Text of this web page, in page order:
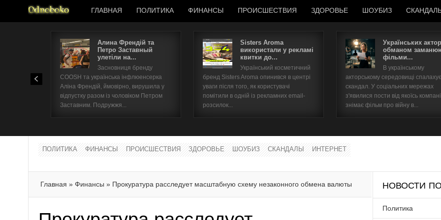
ГЛАВНАЯ ПОЛИТИКА ФИНАНСЫ ПРОИСШЕСТВИЯ ЗДОРОВЬЕ ШОУБИЗ
Алина Френдій та
Петро Заставный
улетіли на...
Засновниця бренду
COOSH та українська інфлюенсерка
Аліна Френдій, ймовірно, вирушила у
відпустку разом із чоловіком Петром
Заставним. Подружжя...
Sisters Aroma
використали у рекламі
квитки до...
Український косметичний
бренд Sisters Aroma опинився в центрі
уваги після того, як користувачі
помітили в одній із рекламних email-
розсилок...
Українських
обманом
фільми...
В українському
акторському середовищі спалахує
скандал. У соціальних мережах
з'явилися пости від якоїсь
знімає фільм про війну в...
ПОЛИТИКА ФИНАНСЫ ПРОИСШЕСТВИЯ ЗДОРОВЬЕ ШОУБИЗ СКАНДАЛЫ ИНТЕРНЕТ
Главная » Финансы » Прокуратура расследует масштабную схему незаконного обмена валюты НОВОСТИ
Политика
Имя пользователя
Забыли имя пользователя?